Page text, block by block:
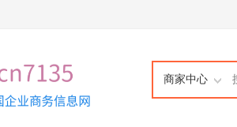
商家中心